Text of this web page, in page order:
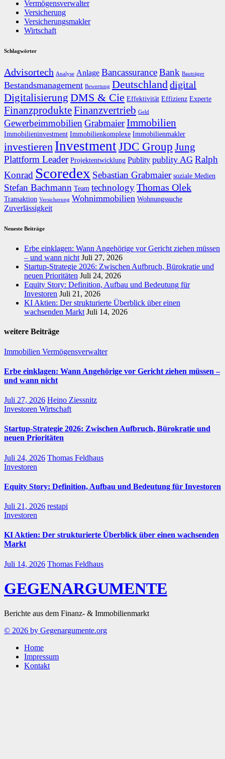
Vermögensverwalter
Versicherung
Versicherungsmakler
Wirtschaft
Schlagwörter
Advisortech Analyse Anlage BancassuranceBank Bauträger
Bestandsmanagement Bewertung Deutschlanddigital
Digitalisierung DMS & Cie Effektivität Effizienz Experte
FinanzprodukteFinanzvertrieb Geld
Gewerbeimmobilien GrabmaierImmobilien
Immobilieninvestment Immobilienkomplexe Immobilienmakler
investieren InvestmentJDC Group Jung
Plattform Leader Projektentwicklung Publity publity AG Ralph
Konrad Scoredex Sebastian Grabmaier soziale Medien
Stefan Bachmann Team technologyThomas Olek
Transaktion Versicherung Wohnimmobilien Wohnungssuche
Zuverlässigkeit
Neueste Beiträge
Erbe einklagen: Wann Angehörige vor Gericht ziehen müssen
– und wann nicht Juli 27, 2026
Startup-Strategie 2026: Zwischen Aufbruch, Bürokratie und
neuen Prioritäten Juli 24, 2026
Equity Story: Definition, Aufbau und Bedeutung für
Investoren Juli 21, 2026
KI Aktien: Der strukturierte Überblick über einen
wachsenden Markt Juli 14, 2026
weitere Beiträge
Immobilien Vermögensverwalter
Erbe einklagen: Wann Angehörige vor Gericht ziehen müssen –
und wann nicht
Juli 27, 2026 Heino Ziessnitz
Investoren Wirtschaft
Startup-Strategie 2026: Zwischen Aufbruch, Bürokratie und
neuen Prioritäten
Juli 24, 2026 Thomas Feldhaus
Investoren
Equity Story: Definition, Aufbau und Bedeutung für Investoren
Juli 21, 2026 restapi
Investoren
KI Aktien: Der strukturierte Überblick über einen wachsenden
Markt
Juli 14, 2026 Thomas Feldhaus
GEGENARGUMENTE
Berichte aus dem Finanz- & Immobilienmarkt
© 2026 by Gegenargumente.org
Home
Impressum
Kontakt